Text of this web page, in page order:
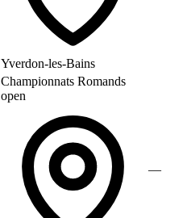
Yverdon-les-Bains
Championnats Romands
open
—